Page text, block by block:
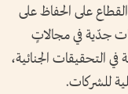
على الحفاظ على
جدّية في مجالاتٍ
التحقيقات الجنائية،
للشركات.